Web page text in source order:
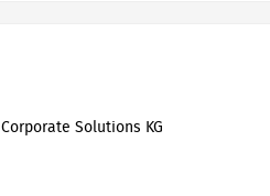
Solutions KG